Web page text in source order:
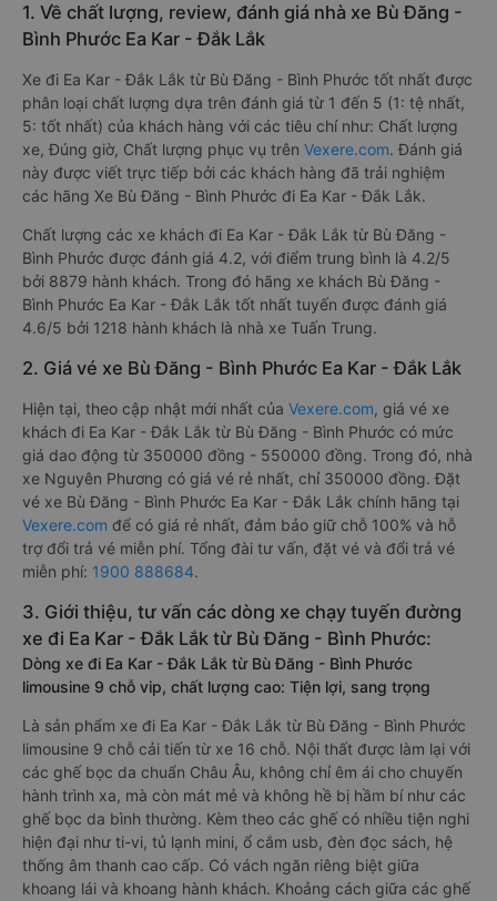
1. Về chất lượng, review, đánh giá nhà xe Bù Đăng -
Bình Phước Ea Kar - Đắk Lắk
Xe đi Ea Kar - Đắk Lắk từ Bù Đăng - Bình Phước tốt nhất được
phân loại chất lượng dựa trên đánh giá từ 1 đến 5 (1: tệ nhất,
5: tốt nhất) của khách hàng với các tiêu chí như: Chất lượng
xe, Đúng giờ, Chất lượng phục vụ trên Vexere.com. Đánh giá
này được viết trực tiếp bởi các khách hàng đã trải nghiệm
các hãng Xe Bù Đăng - Bình Phước đi Ea Kar - Đắk Lắk.
Chất lượng các xe khách đi Ea Kar - Đắk Lắk từ Bù Đăng -
Bình Phước được đánh giá 4.2, với điểm trung bình là 4.2/5
bởi 8879 hành khách. Trong đó hãng xe khách Bù Đăng -
Bình Phước Ea Kar - Đắk Lắk tốt nhất tuyến được đánh giá
4.6/5 bởi 1218 hành khách là nhà xe Tuấn Trung.
2. Giá vé xe Bù Đăng - Bình Phước Ea Kar - Đắk Lắk
Hiện tại, theo cập nhật mới nhất của Vexere.com, giá vé xe
khách đi Ea Kar - Đắk Lắk từ Bù Đăng - Bình Phước có mức
giá dao động từ 350000 đồng - 550000 đồng. Trong đó, nhà
xe Nguyên Phương có giá vé rẻ nhất, chỉ 350000 đồng. Đặt
vé xe Bù Đăng - Bình Phước Ea Kar - Đắk Lắk chính hãng tại
Vexere.com để có giá rẻ nhất, đảm bảo giữ chỗ 100% và hỗ
trợ đổi trả vé miễn phí. Tổng đài tư vấn, đặt vé và đổi trả vé
miễn phí: 1900 888684.
3. Giới thiệu, tư vấn các dòng xe chạy tuyến đường
xe đi Ea Kar - Đắk Lắk từ Bù Đăng - Bình Phước:
Dòng xe đi Ea Kar - Đắk Lắk từ Bù Đăng - Bình Phước
limousine 9 chỗ vip, chất lượng cao: Tiện lợi, sang trọng
Là sản phẩm xe đi Ea Kar - Đắk Lắk từ Bù Đăng - Bình Phước
limousine 9 chỗ cải tiến từ xe 16 chỗ. Nội thất được làm lại với
các ghế bọc da chuẩn Châu Âu, không chỉ êm ái cho chuyến
hành trình xa, mà còn mát mẻ và không hề bị hầm bí như các
ghế bọc da bình thường. Kèm theo các ghế có nhiều tiện nghi
hiện đại như ti-vi, tủ lạnh mini, ổ cắm usb, đèn đọc sách, hệ
thống âm thanh cao cấp. Có vách ngăn riêng biệt giữa
khoang lái và khoang hành khách. Khoảng cách giữa các ghế